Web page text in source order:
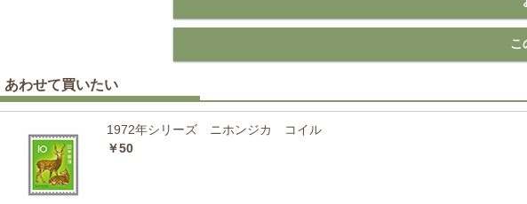
あわせて買いたい
1972年シリーズ ニホンジカ コイル
￥50